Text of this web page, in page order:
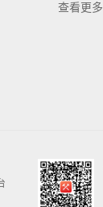
查看更多